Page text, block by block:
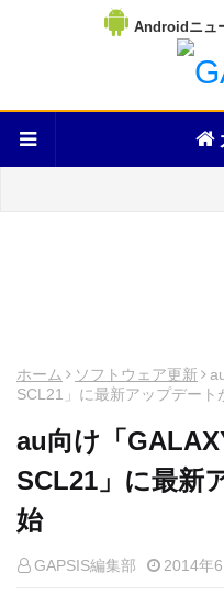
Androidニュ
ホーム ソフトウェア更新
SCL21」に最新アップデート
au向け「
SCL21」に最新
始
GAPSIS編集部 2014年